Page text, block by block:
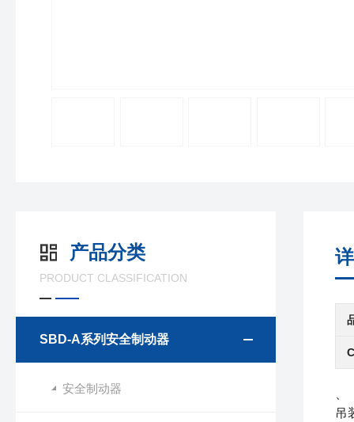
产品分类
PRODUCT CLASSIFICATION
SBD-A系列安全制动器
安全制动器
吊